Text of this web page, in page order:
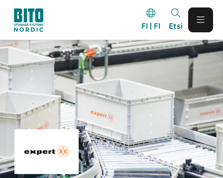
FI | FI Etsi